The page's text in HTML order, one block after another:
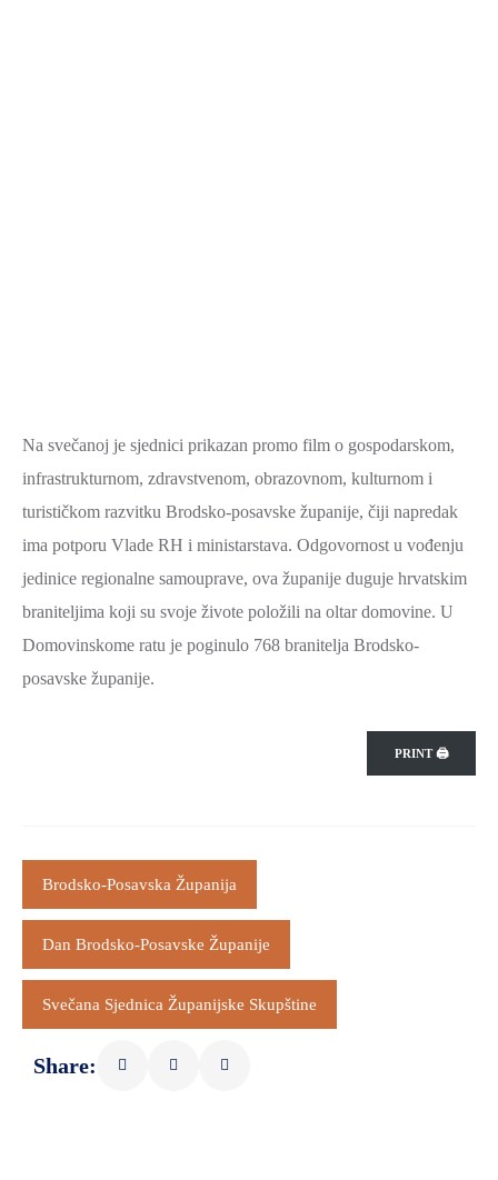
Na svečanoj je sjednici prikazan promo film o gospodarskom,
infrastrukturnom, zdravstvenom, obrazovnom, kulturnom i
turističkom razvitku Brodsko-posavske županije, čiji napredak
ima potporu Vlade RH i ministarstava. Odgovornost u vođenju
jedinice regionalne samouprave, ova županije duguje hrvatskim
braniteljima koji su svoje živote položili na oltar domovine. U
Domovinskome ratu je poginulo 768 branitelja Brodsko-
posavske županije.
PRINT 🖨
Brodsko-Posavska Županija
Dan Brodsko-Posavske Županije
Svečana Sjednica Županijske Skupštine
Share: